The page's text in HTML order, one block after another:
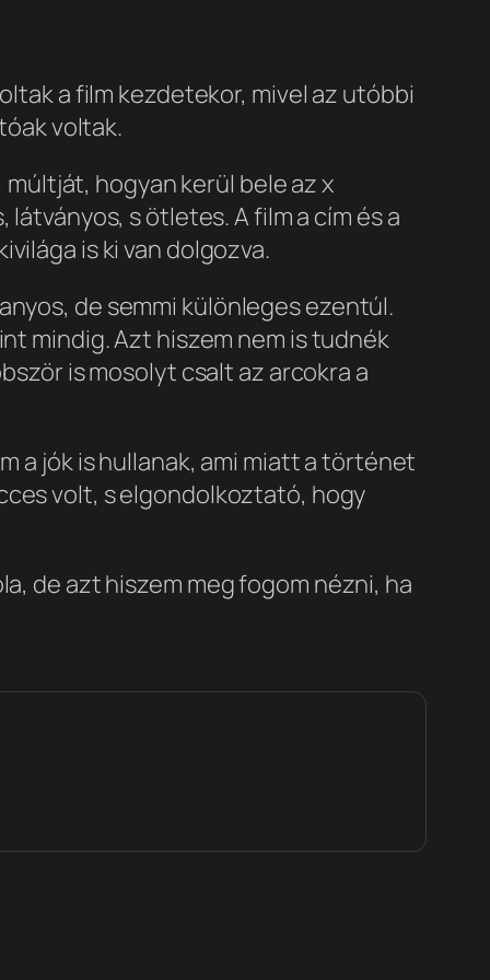
a film kezdetekor, mivel az utóbbi
voltak.
hogyan kerül bele az x
s ötletes. A film a cím és a
is ki van dolgozva.
de semmi különleges ezentúl.
mindig. Azt hiszem nem is tudnék
is mosolyt csalt az arcokra a
a jók is hullanak, ami miatt a történet
volt, s elgondolkoztató, hogy
de azt hiszem meg fogom nézni, ha